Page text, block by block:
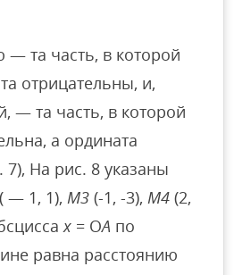
— та часть, в которой
отрицательны, и,
— та часть, в которой
а ордината
7), На рис. 8 указаны
( — 1, 1),М3 (-1, -3),М4 (2,
х = ОА по
равна расстоянию